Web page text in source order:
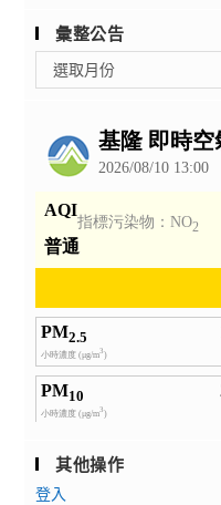
彙整公告
整
選取月份
其他操作
登入